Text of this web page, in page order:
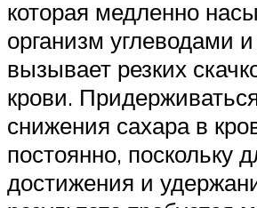
которая медленно
организм углеводами
вызывает резких
крови.
снижения сахара в
постоянно, поскольку
достижения и